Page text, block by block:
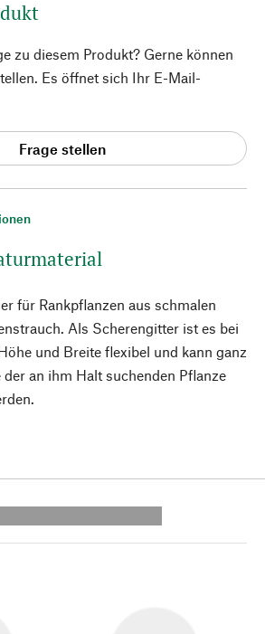
für Rankpflanzen aus schmalen
Als Scherengitter ist es bei
und Breite flexibel und kann ganz
an ihm Halt suchenden Pflanze
zu diesem Produkt? Gerne können
Es öffnet sich Ihr E-Mail-
Frage stellen